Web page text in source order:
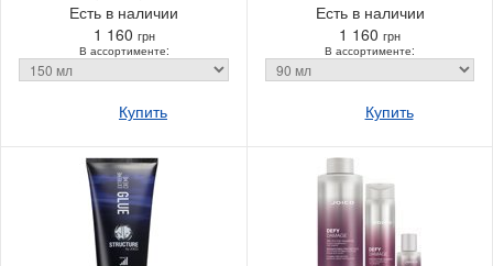
Есть в наличии
1 160 грн
В ассортименте:
Купить
Есть в наличии
1 160 грн
В ассортименте:
Купить